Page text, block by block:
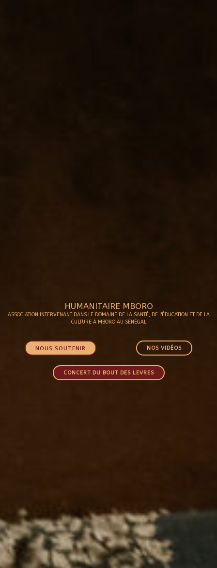
HUMANITAIRE MBORO
ASSOCIATION INTERVENANT DANS LE DOMAINE DE LA SANTÉ, DE L'ÉDUCATION ET DE LA
CULTURE À MBORO AU SÉNÉGAL
NOUS SOUTENIR NOS VIDÉOS
CONCERT DU BOUT DES LEVRES